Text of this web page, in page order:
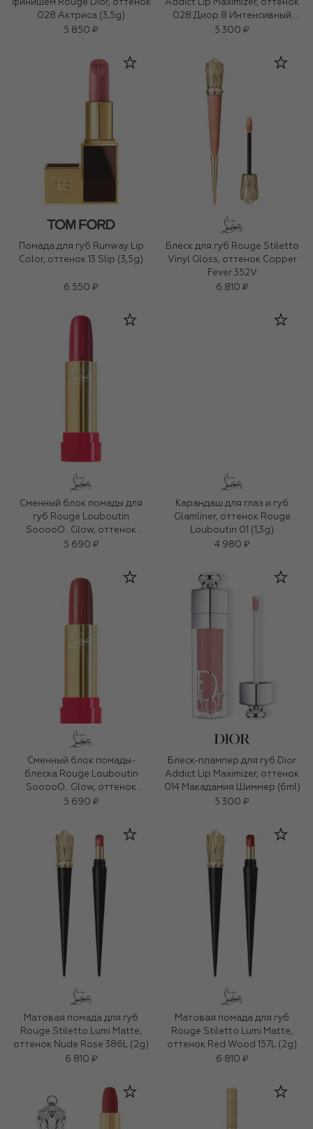
финишем Rouge Dior, оттенок
028 Актриса (3,5g)
5 850 ₽
Addict Lip Maximizer, оттенок
028 Диор 8 Интенсивный
(6ml)
5 300 ₽
Помада для губ Runway Lip
Color, оттенок 13 Slip (3,5g)
6 550 ₽
Блеск для губ Rouge Stiletto
Vinyl Gloss, оттенок Copper
Fever 352V
6 810 ₽
Сменный блок помады для
губ Rouge Louboutin
SooooO…Glow, оттенок
Rouge Louboutin 001G (3,6g)
5 690 ₽
Карандаш для глаз и губ
Glamliner, оттенок Rouge
Louboutin 01 (1,3g)
4 980 ₽
Сменный блок помады-
блеска Rouge Louboutin
SooooO…Glow, оттенок
Burgundy Babe
5 690 ₽
Блеск-плампер для губ Dior
Addict Lip Maximizer, оттенок
014 Макадамия Шиммер (6ml)
5 300 ₽
Матовая помада для губ
Rouge Stiletto Lumi Matte,
оттенок Nude Rose 386L (2g)
6 810 ₽
Матовая помада для губ
Rouge Stiletto Lumi Matte,
оттенок Red Wood 157L (2g)
6 810 ₽